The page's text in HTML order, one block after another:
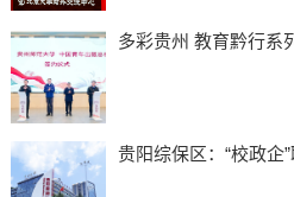
多彩贵州 教育黔行系
贵阳综保区：“校政企